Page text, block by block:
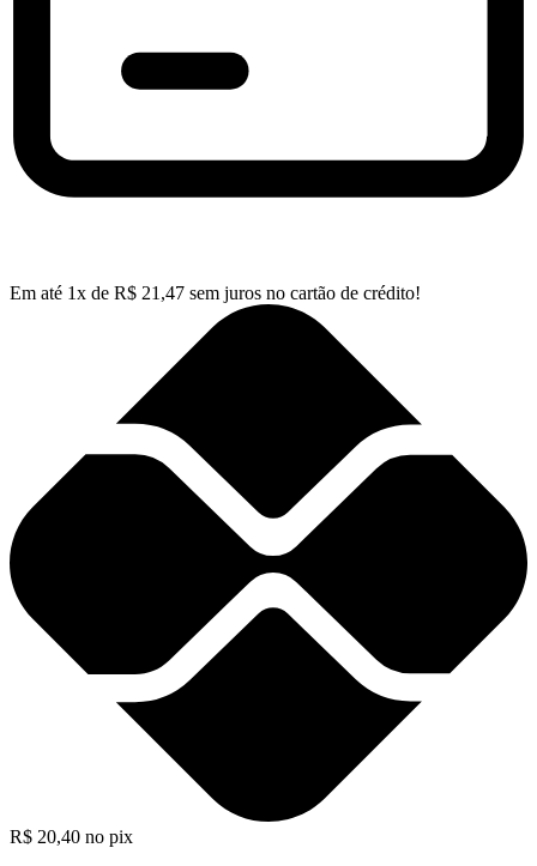
Em até 1x de R$ 21,47 sem juros no cartão de crédito!
R$ 20,40 no pix